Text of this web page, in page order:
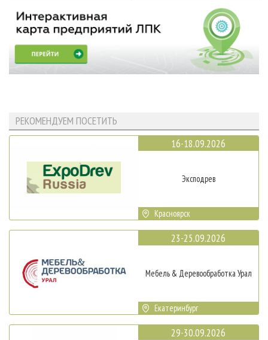
РЕКОМЕНДУЕМ ПОСЕТИТЬ
16-18.09.2026
Эксподрев
Красноярск
23-25.09.2026
Мебель & Деревообработка Урал
Екатеринбург
29-30.09.2026